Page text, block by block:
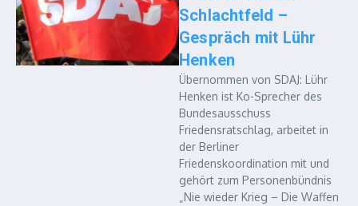
Schlachtfeld –
Gespräch mit Lühr
Henken
Übernommen von SDAJ: Lühr
Henken ist Ko-Sprecher des
Bundesausschuss
Friedensratschlag, arbeitet in
der Berliner
Friedenskoordination mit und
gehört zum Personenbündnis
„Nie wieder Krieg – Die Waffen